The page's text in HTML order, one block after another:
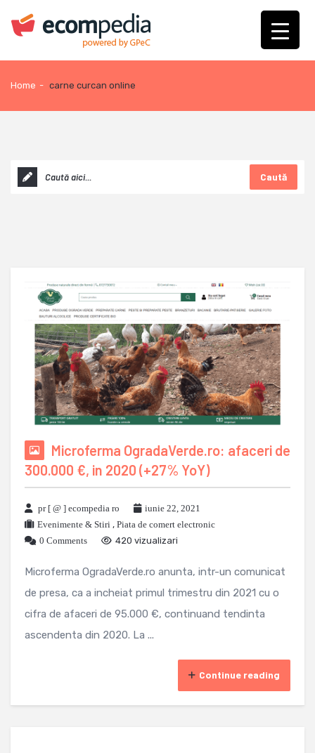
Home - carne curcan online
Caută
Microferma OgradaVerde.ro: afaceri de
300.000 €, in 2020 (+27% YoY)
pr [ @ ] ecompedia ro
iunie 22, 2021
Evenimente & Stiri , Piata de comert electronic
0 Comments
420 vizualizari
Microferma OgradaVerde.ro anunta, intr-un comunicat
de presa, ca a incheiat primul trimestru din 2021 cu o
cifra de afaceri de 95.000 €, continuand tendinta
ascendenta din 2020. La ...
Continue reading